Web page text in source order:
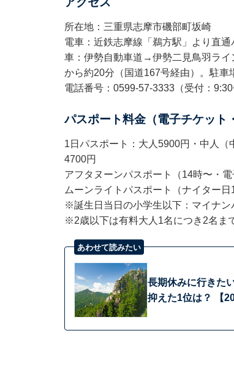
所在地：三重県志摩市磯部町坂崎
電車：近鉄志摩線「鵜方駅」より直通
車：伊勢自動車道→伊勢二見鳥羽ライ
から約20分（国道167号経由）。駐車
電話番号：0599-57-3333（受付：
パスポート料金（電子チケット
1日パスポート：大人5900円・中人（
4700円
アフタヌーンパスポート（14時〜・
ムーンライトパスポート（ナイター
※誕生日当日の小学生以下：マイナン
※2歳以下は有料大人1名につき2名ま
あわせて読みたい
長期休みに行きた
抑えた1位は？ 【